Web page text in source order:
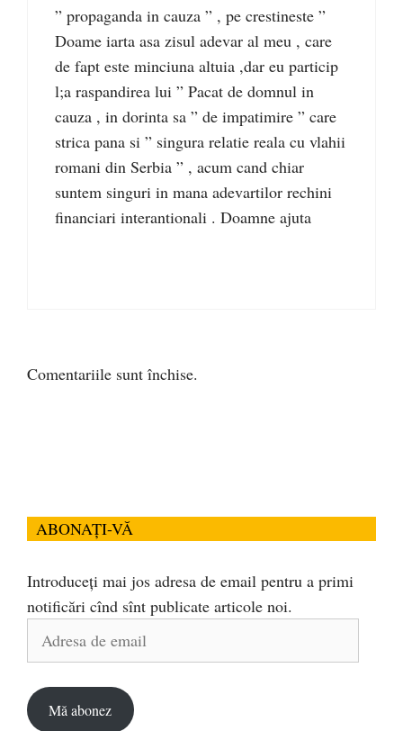
” propaganda in cauza ” , pe crestineste ”
Doame iarta asa zisul adevar al meu , care
de fapt este minciuna altuia ,dar eu particip
l;a raspandirea lui ” Pacat de domnul in
cauza , in dorinta sa ” de impatimire ” care
strica pana si ” singura relatie reala cu vlahii
romani din Serbia ” , acum cand chiar
suntem singuri in mana adevartilor rechini
financiari interantionali . Doamne ajuta
Comentariile sunt închise.
ABONAȚI-VĂ
Introduceți mai jos adresa de email pentru a primi
notificări cînd sînt publicate articole noi.
Adresa
Mă abonez